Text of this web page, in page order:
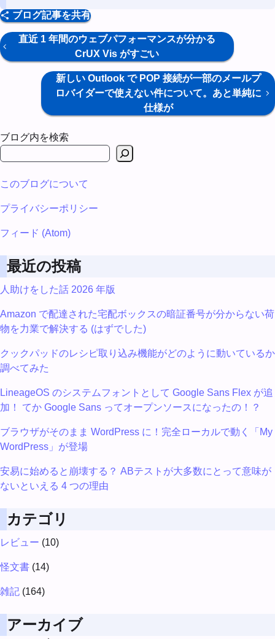
ブログ記事を共有
直近 1 年間のウェブパフォーマンスが分かる
CrUX Vis がすごい
新しい Outlook で POP 接続が一部のメールプ
ロバイダーで使えない件について。あと単純に
仕様が
ブログ内を検索
このブログについて
プライバシーポリシー
フィード (Atom)
最近の投稿
人助けをした話 2026 年版
Amazon で配達された宅配ボックスの暗証番号が分からない荷
物を力業で解決する (はずでした)
クックパッドのレシピ取り込み機能がどのように動いているか
調べてみた
LineageOS のシステムフォントとして Google Sans Flex が追
加！ てか Google Sans ってオープンソースになったの！？
ブラウザがそのまま WordPress に！完全ローカルで動く「My
WordPress」が登場
安易に始めると崩壊する？ ABテストが大多数にとって意味が
ないといえる 4 つの理由
カテゴリ
レビュー (10)
怪文書 (14)
雑記 (164)
アーカイブ